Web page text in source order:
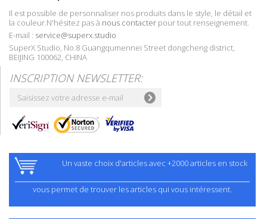
Il est possible de personnaliser nos produits dans le style, le détail et
la couleur.N'hésitez pas à nous contacter pour tout renseignement.
E-mail : service@superx.studio
SuperX Studio, No.8 Guangqumennei Street dongcheng district,
BEIJING 100062, CHINA
INSCRIPTION NEWSLETTER:
Un vaste choix d'articles avec +2000 articles en stock
vous permet de trouver les articles qui vous intéressent.